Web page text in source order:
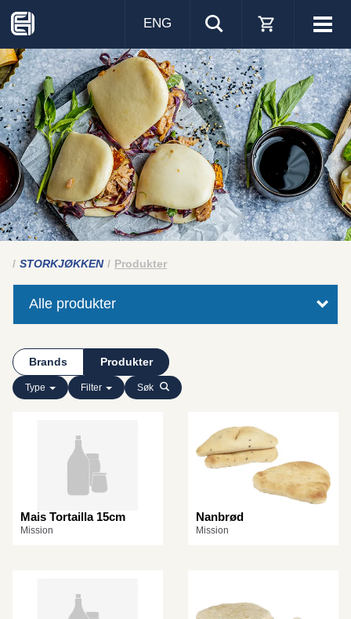
Visa
ENG
STORKJØKKEN Produkter
Alle produkter
Brands Produkter
Type Filter Søk
Mais Tortailla 15cm
Mission
Nanbrød
Mission